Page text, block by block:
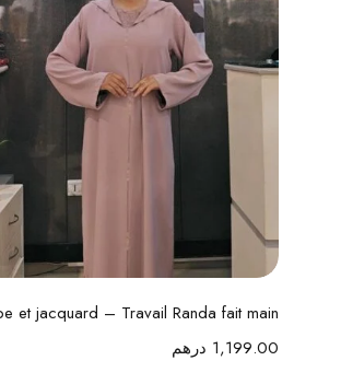
تحديد أحد الخيارات
1,199.00 درهم